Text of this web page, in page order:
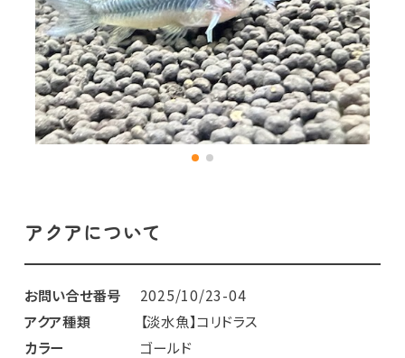
アクアについて
お問い合せ番号
2025/10/23-04
アクア種類
【淡水魚】コリドラス
カラー
ゴールド